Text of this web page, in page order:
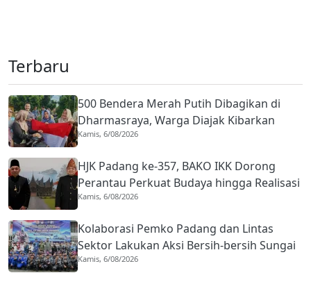
Terbaru
500 Bendera Merah Putih Dibagikan di
Dharmasraya, Warga Diajak Kibarkan
hingga 31 Agustus 2026
Kamis, 6/08/2026
HJK Padang ke-357, BAKO IKK Dorong
Perantau Perkuat Budaya hingga Realisasi
Kota Gastronomi
Kamis, 6/08/2026
Kolaborasi Pemko Padang dan Lintas
Sektor Lakukan Aksi Bersih-bersih Sungai
Batang Arau di HJK ke-357
Kamis, 6/08/2026